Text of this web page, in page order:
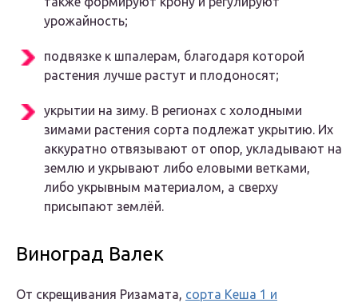
урожайность;
подвязке к шпалерам, благодаря которой
растения лучше растут и плодоносят;
укрытии на зиму. В регионах с холодными
зимами растения сорта подлежат укрытию. Их
аккуратно отвязывают от опор, укладывают на
землю и укрывают либо еловыми ветками,
либо укрывным материалом, а сверху
присыпают землёй.
Виноград Валек
От скрещивания Ризамата, сорта Кеша 1 и